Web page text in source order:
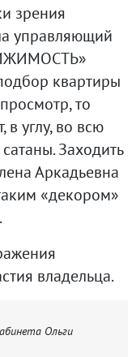
зрения
управляющий
квартиры
то
углу, во всю
Заходить
Аркадьевна
«декором»
владельца.
Ольги